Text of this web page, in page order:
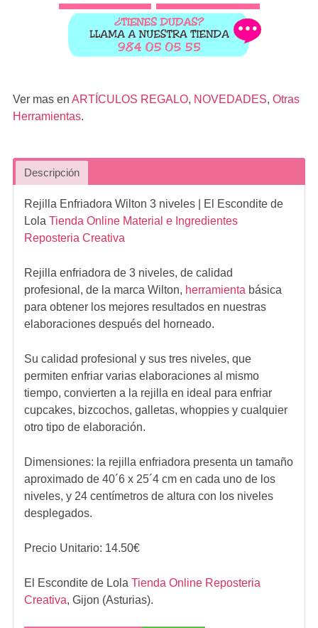
Ver mas en ARTÍCULOS REGALO, NOVEDADES, Otras
Herramientas.
Descripción
Rejilla Enfriadora Wilton 3 niveles| El Escondite de
Lola Tienda Online Material e Ingredientes
Reposteria Creativa
Rejilla enfriadora de 3 niveles, de calidad
profesional, de la marca Wilton, herramienta básica
para obtener los mejores resultados en nuestras
elaboraciones después del horneado.
Su calidad profesional y sus tres niveles, que
permiten enfriar varias elaboraciones al mismo
tiempo, convierten a la rejilla en ideal para enfriar
cupcakes, bizcochos, galletas, whoppies y cualquier
otro tipo de elaboración.
Dimensiones: la rejilla enfriadora presenta un tamaño
aproximado de 40´6 x 25´4 cm en cada uno de los
niveles, y 24 centímetros de altura con los niveles
desplegados.
Precio Unitario: 14.50€
El Escondite de Lola Tienda Online Reposteria
Creativa, Gijon (Asturias).